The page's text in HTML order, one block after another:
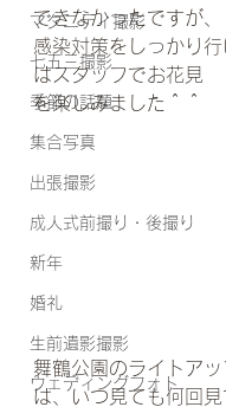
マタニティ撮影
七五三撮影
季節の話題
集合写真
出張撮影
成人式前撮り・後撮り
新年
婚礼
生前遺影撮影
ウェディングフォト
できなかったですが、
感染対策をしっかり
はスタッフでお花見
を楽しみました＾＾
舞鶴公園のライトア
は、いつ見ても何回見